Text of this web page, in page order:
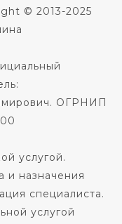
© 2013-2025
ОГРНИП
услугой.
и назначения
специалиста.
услугой